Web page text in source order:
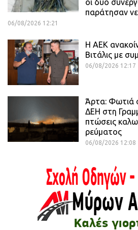
οι δύο
παράτησαν
06/08/2026 12:21
H ΑΕΚ
Βιτάλις με
06/08/2026 12:17
Άρτα: Φωτιά
ΔΕΗ στη
πτώσεις
ρεύματος
06/08/2026 12:08